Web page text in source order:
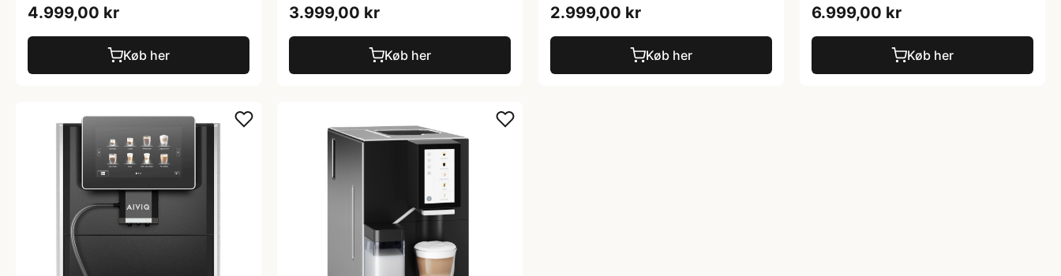
4.999,00 kr
Køb her
3.999,00 kr
Køb her
2.999,00 kr
Køb her
6.999,00 kr
Køb her